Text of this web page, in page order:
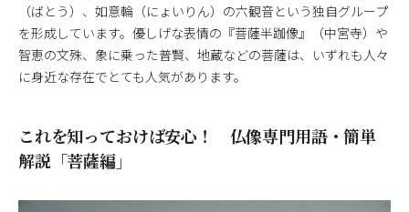
（ばとう）、如意輪（にょいりん）の六観音という独自グループ
を形成しています。優しげな表情の『菩薩半跏像』（中宮寺）や
智恵の文殊、象に乗った普賢、地蔵などの菩薩は、いずれも人々
に身近な存在でとても人気があります。
これを知っておけば安心！ 仏像専門用語・簡単
解説「菩薩編」